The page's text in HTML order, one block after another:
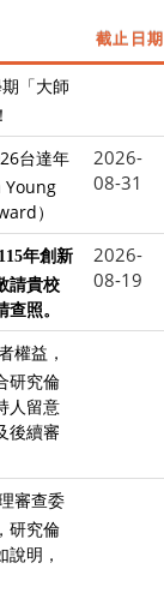
截止日期
「大師
台達年
Young
）
2026-
08-31
年創新
請貴校
照。
2026-
08-19
權益，
研究倫
人留意
後續審
審查委
研究倫
明，